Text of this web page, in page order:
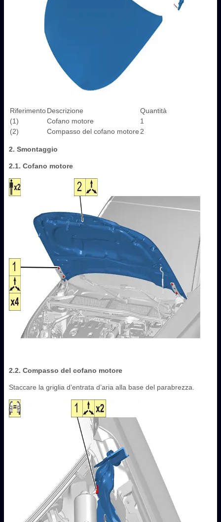
RiferimentoDescrizione
Quantità
(1)
Cofano motore
1
(2)
Compasso del cofano motore 2
2. Smontaggio
2.1. Cofano motore
2.2. Compasso del cofano motore
Staccare la griglia d’entrata d’aria alla base del parabrezza.